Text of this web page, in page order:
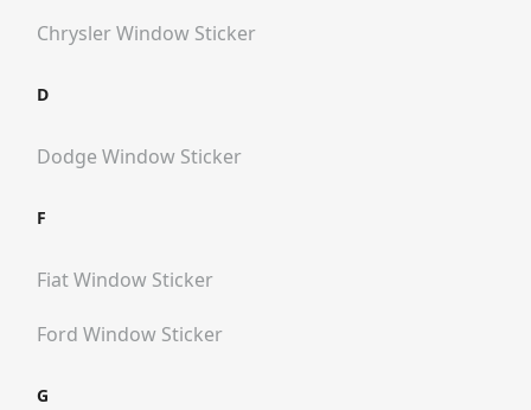
ChryslerWindow Sticker
D
Dodge Window Sticker
F
FiatWindow Sticker
Ford Window Sticker
G